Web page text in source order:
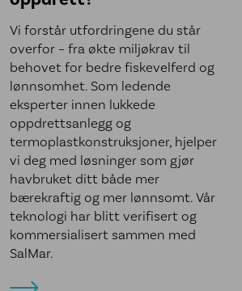
Vi forstår utfordringene du står
overfor – fra økte miljøkrav til
behovet for bedre fiskevelferd og
lønnsomhet. Som ledende
eksperter innen lukkede
oppdrettsanlegg og
termoplastkonstruksjoner, hjelper
vi deg med løsninger som gjør
havbruket ditt både mer
bærekraftig og mer lønnsomt. Vår
teknologi har blitt verifisert og
kommersialisert sammen med
SalMar.